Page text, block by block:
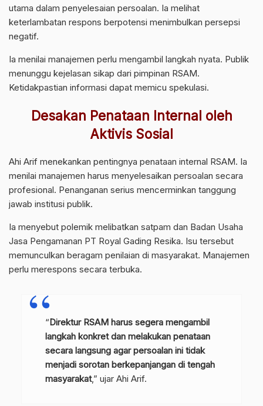
utama dalam penyelesaian persoalan. Ia melihat
keterlambatan respons berpotensi menimbulkan persepsi
negatif.
Ia menilai manajemen perlu mengambil langkah nyata. Publik
menunggu kejelasan sikap dari pimpinan RSAM.
Ketidakpastian informasi dapat memicu spekulasi.
Desakan Penataan Internal oleh
Aktivis Sosial
Ahi Arif menekankan pentingnya penataan internal RSAM. Ia
menilai manajemen harus menyelesaikan persoalan secara
profesional. Penanganan serius mencerminkan tanggung
jawab institusi publik.
Ia menyebut polemik melibatkan satpam dan Badan Usaha
Jasa Pengamanan PT Royal Gading Resika. Isu tersebut
memunculkan beragam penilaian di masyarakat. Manajemen
perlu merespons secara terbuka.
“Direktur RSAM harus segera mengambil
langkah konkret dan melakukan penataan
secara langsung agar persoalan ini tidak
menjadi sorotan berkepanjangan di tengah
masyarakat,” ujar Ahi Arif.